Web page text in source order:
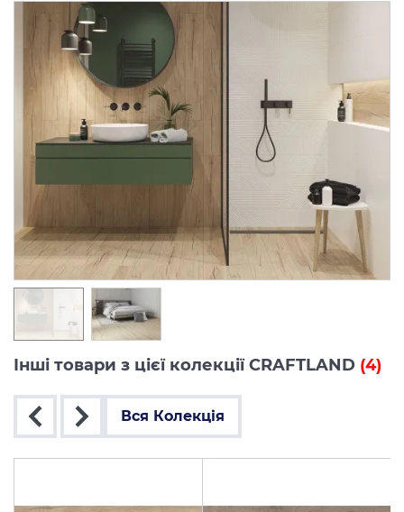
Інші товари з цієї колекції CRAFTLAND (4)
Вся Колекція